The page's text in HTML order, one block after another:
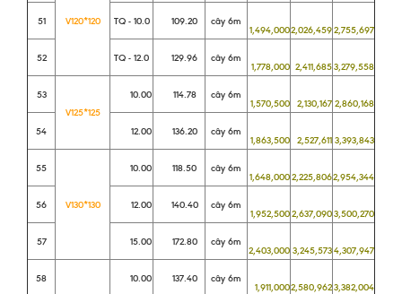
V120*120
51 TQ - 10.0 109.20 cây 6m
1,494,0002,026,4592,755,697
52 TQ - 12.0 129.96 cây 6m
1,778,000 2,411,6853,279,558
53
V125*125
10.00 114.78 cây 6m
1,570,500 2,130,167 2,860,168
54 12.00 136.20 cây 6m
1,863,500 2,527,611 3,393,843
55
V130*130
10.00 118.50 cây 6m
1,648,0002,225,8062,954,344
56 12.00 140.40 cây 6m
1,952,5002,637,0903,500,270
57 15.00 172.80 cây 6m
2,403,000 3,245,5734,307,947
58 10.00 137.40 cây 6m
1,911,0002,580,9623,382,004